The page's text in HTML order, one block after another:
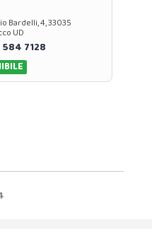
Bardelli, 4, 33035
UD
7128